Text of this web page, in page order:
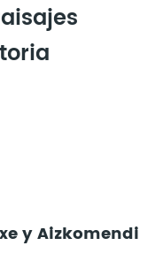
y Aizkomendi